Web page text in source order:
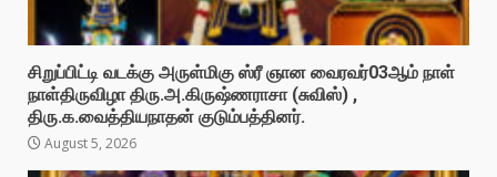
சிறுப்பிட்டி வடக்கு அருள்மிகு ஸ்ரீ ஞான வைரவர்03ஆம் நாள்
நாள்திருவிழா திரு.அ.கிருஷ்ணராசா (சுவிஸ்) ,
திரு.க.வைத்தியநாதன் குடும்பத்தினர்.
August 5, 2026